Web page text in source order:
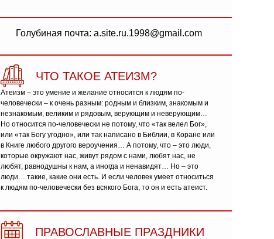
Голубиная почта: a.site.ru.1998@gmail.com
ЧТО ТАКОЕ АТЕИЗМ?
Атеизм – это умение и желание относится к людям по-
человечески – к очень разным: родным и близким, знакомым и
незнакомым, великим и рядовым, верующим и неверующим…
Но относится по-человечески не потому, что «так велел Бог»,
или «так Богу угодно», или так написано в Библии, в Коране или
в Книге любого другого вероучения… А потому, что – это люди,
которые окружают нас, живут рядом с нами, любят нас, не
любят, равнодушны к нам, а иногда и ненавидят… Но – это
люди… такие, какие они есть. И если человек умеет относиться
к людям по-человечески без всякого Бога, то он и есть атеист.
ПРАВОСЛАВНЫЕ ПРАЗДНИКИ